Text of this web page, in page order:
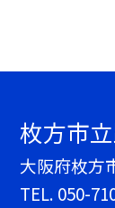
枚方市
大阪府枚方
TEL. 050-